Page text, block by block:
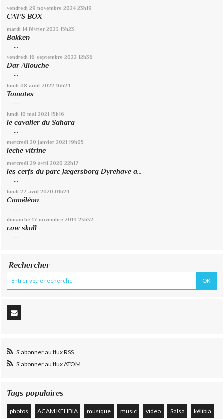
vendredi 29 novembre 2024 23h19
CAT'S BOX
mardi 14 février 2023 15h23
Bakken
vendredi 16 septembre 2022 12h36
Dar Allouche
...
lundi 08 août 2022 16h24
Tomates
...
lundi 10 mai 2021 15h16
le cavalier du Sahara
mercredi 20 janvier 2021 19h05
lèche vitrine
mercredi 29 avril 2020 22h17
les cerfs du parc Jægersborg Dyrehave a...
lundi 27 avril 2020 01h24
Caméléon
dimanche 17 novembre 2019 23h32
cow skull
...
Rechercher
S'abonner au flux RSS
S'abonner au flux ATOM
Tags populaires
photos ACAM KELIBIA musique music video Salsa kélibia